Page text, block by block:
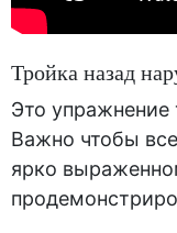
Тройка назад
Это упражнение
Важно чтобы
ярко